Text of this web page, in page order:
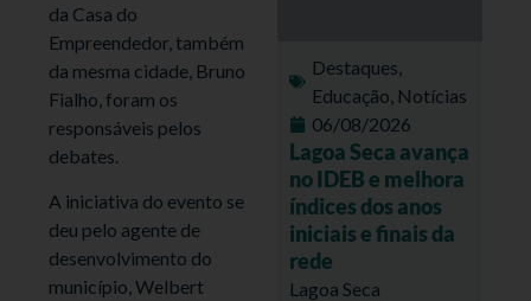
da Casa do
Empreendedor, também
da mesma cidade, Bruno
Fialho, foram os
responsáveis pelos
debates.
A iniciativa do evento se
deu pelo agente de
desenvolvimento do
município, Welbert
Destaques,
Educação, Notícias
06/08/2026
Lagoa Seca avança
no IDEB e melhora
índices dos anos
iniciais e finais da
rede
Lagoa Seca